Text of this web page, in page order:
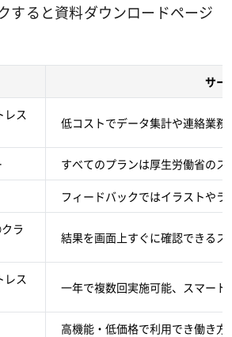
すると資料ダウンロードページ
サー
レス
低コストでデータ集計や連絡業
すべてのプランは厚生労働省の
フィードバックではイラストや
ラ
結果を画面上すぐに確認できるス
レス
一年で複数回実施可能、スマー
高機能・低価格で利用でき働き